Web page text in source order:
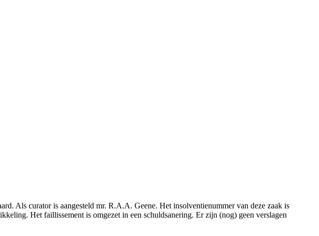
Als curator is aangesteld mr. R.A.A. Geene. Het insolventienummer van deze zaak is
Het faillissement is omgezet in een schuldsanering. Er zijn (nog) geen verslagen